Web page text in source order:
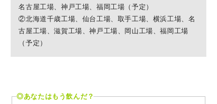
名古屋工場、神戸工場、福岡工場（予定）
②北海道千歳工場、仙台工場、取手工場、横浜工場、名
古屋工場、滋賀工場、神戸工場、岡山工場、福岡工場
（予定）
◎あなたはもう飲んだ？